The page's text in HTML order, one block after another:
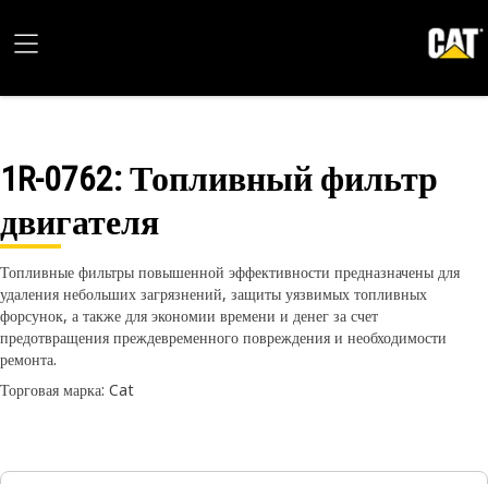
1R-0762: Топливный фильтр
двигателя
Топливные фильтры повышенной эффективности предназначены для
удаления небольших загрязнений, защиты уязвимых топливных
форсунок, а также для экономии времени и денег за счет
предотвращения преждевременного повреждения и необходимости
ремонта.
Торговая марка: Cat